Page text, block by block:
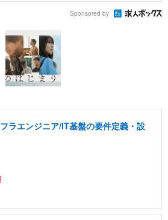
Sponsored by
ラエンジニア/IT基盤の要件定義・設